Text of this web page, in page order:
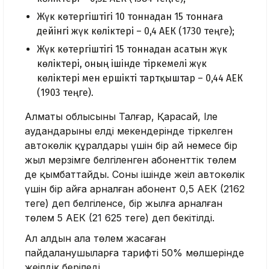
Жүк көтергіштігі 10 тоннадан 15 тоннаға
дейінгі жүк көліктері – 0,4 АЕК (1730 теңге);
Жүк көтергіштігі 15 тоннадан асатын жүк
көліктері, оның ішінде тіркемелі жүк
көліктері мен ершікті тартқыштар – 0,44 АЕК
(1903 теңге).
Алматы облысының Талғар, Қарасай, Іле
аудандарының елді мекендерінде тіркелген
автокөлік құралдары үшін бір ай немесе бір
жыл мерзімге белгіленген абоненттік төлем
де қымбаттайды. Соның ішінде жеңіл автокөлік
үшін бір айға арналған абонент 0,5 АЕК (2162
теңге) деп белгіленсе, бір жылға арналған
төлем 5 АЕК (21 625 теңге) деп бекітілді.
Ал алдын ала төлем жасаған
пайдаланушыларға тарифтің 50% мөлшерінде